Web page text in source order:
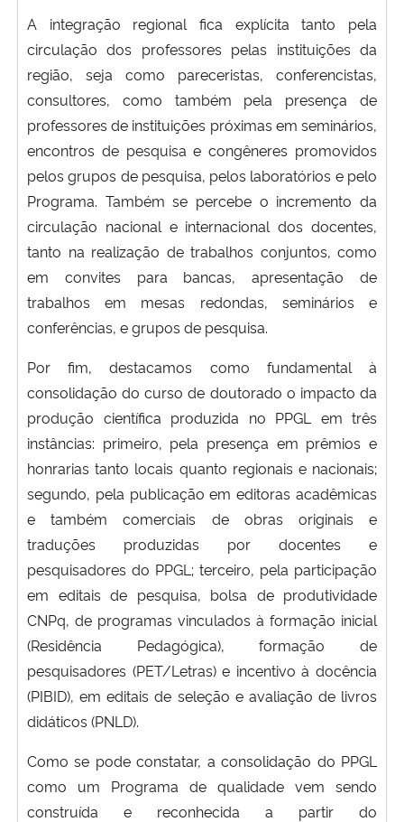
A integração regional fica explícita tanto pela
circulação dos professores pelas instituições da
região, seja como pareceristas, conferencistas,
consultores, como também pela presença de
professores de instituições próximas em seminários,
encontros de pesquisa e congêneres promovidos
pelos grupos de pesquisa, pelos laboratórios e pelo
Programa. Também se percebe o incremento da
circulação nacional e internacional dos docentes,
tanto na realização de trabalhos conjuntos, como
em convites para bancas, apresentação de
trabalhos em mesas redondas, seminários e
conferências, e grupos de pesquisa.
Por fim, destacamos como fundamental à
consolidação do curso de doutorado o impacto da
produção científica produzida no PPGL em três
instâncias: primeiro, pela presença em prêmios e
honrarias tanto locais quanto regionais e nacionais;
segundo, pela publicação em editoras acadêmicas
e também comerciais de obras originais e
traduções produzidas por docentes e
pesquisadores do PPGL; terceiro, pela participação
em editais de pesquisa, bolsa de produtividade
CNPq, de programas vinculados à formação inicial
(Residência Pedagógica), formação de
pesquisadores (PET/Letras) e incentivo à docência
(PIBID), em editais de seleção e avaliação de livros
didáticos (PNLD).
Como se pode constatar, a consolidação do PPGL
como um Programa de qualidade vem sendo
construída e reconhecida a partir do